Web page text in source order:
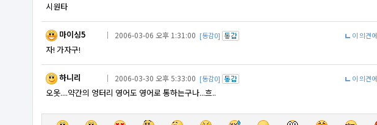
시원타
마이싱5 ｜ 2006-03-06 오후 1:31:00 [동감0] 이 의견
자! 가자구!
하니리 ｜ 2006-03-30 오후 5:33:00 [동감0] 이 의견
오옷....약간의 엉터리 영어도 영어로 통하는구나...흐..